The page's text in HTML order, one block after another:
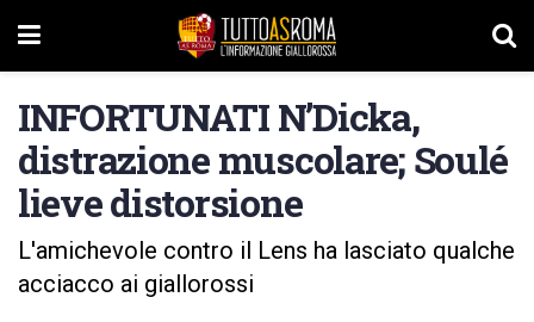
INFORTUNATI N’Dicka,
distrazione muscolare; Soulé
lieve distorsione
L'amichevole contro il Lens ha lasciato qualche
acciacco ai giallorossi